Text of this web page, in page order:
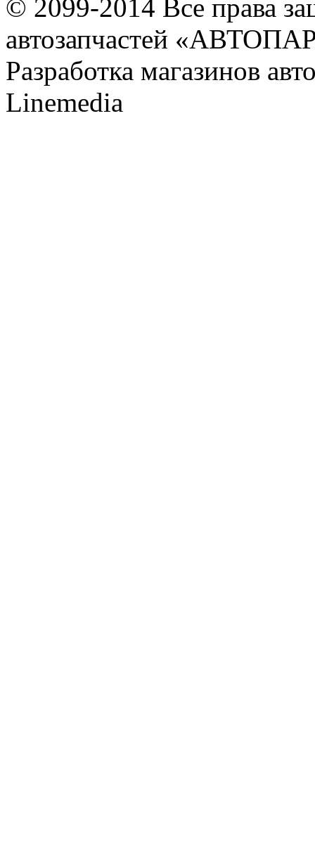
© 2099-2014 Все права
автозапчастей
Разработка магазинов
Linemedia